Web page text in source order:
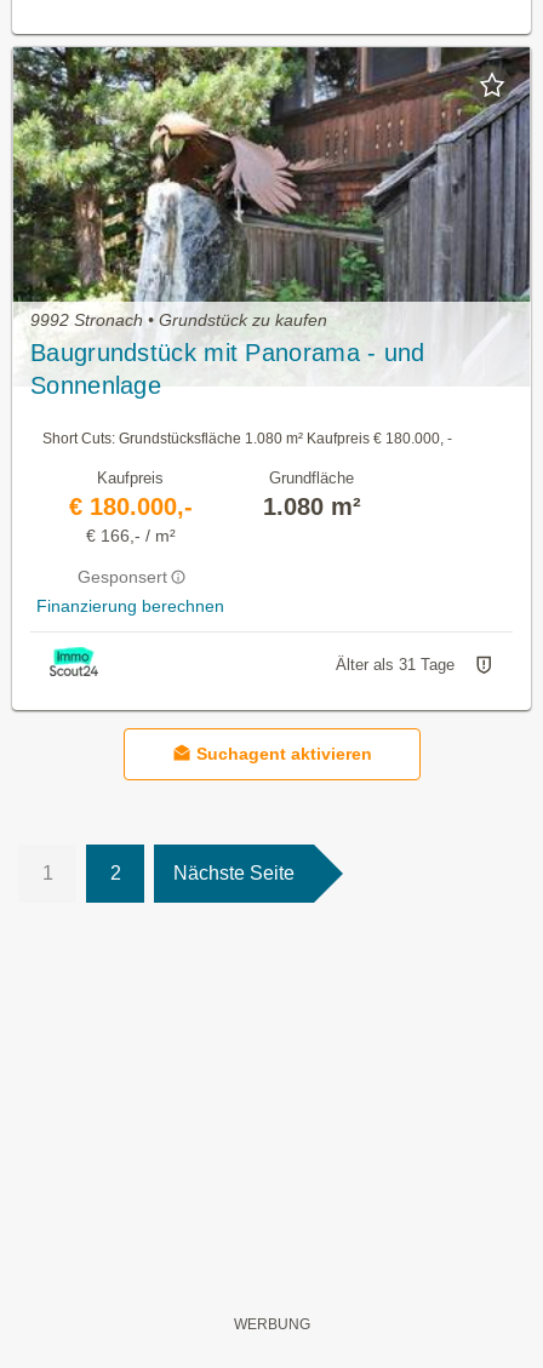
9992 Stronach • Grundstück zu kaufen
Baugrundstück mit Panorama - und
Sonnenlage
Short Cuts: Grundstücksfläche 1.080 m² Kaufpreis € 180.000, -
Kaufpreis
€ 180.000,-
€ 166,- / m²
Gesponsert
Finanzierung berechnen
Grundfläche
1.080 m²
Älter als 31 Tage
Suchagent aktivieren
1 2 Nächste Seite